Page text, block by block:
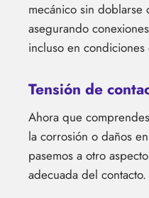
mecánico sin doblarse
asegurando
incluso en condiciones
Tensión de
Ahora que
la corrosión o daños
pasemos a otro
adecuada del contacto.